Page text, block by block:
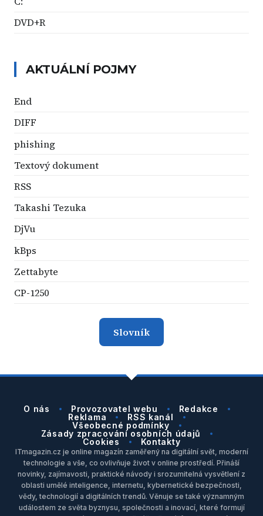
DVD+R
AKTUÁLNÍ POJMY
End
DIFF
phishing
Textový dokument
RSS
Takashi Tezuka
DjVu
kBps
Zettabyte
CP-1250
Slovník
O nás Provozovatel webu
Redakce
Reklama
RSS kanál
Všeobecné podmínky
Zásady zpracování osobních údajů
Cookies
Kontakty
ITmagazin.cz je online magazín zaměřený na digitální svět, moderní
technologie a vše, co ovlivňuje život v online prostředí. Přináší
novinky, zajímavosti, praktické návody i srozumitelná vysvětlení z
oblasti umělé inteligence, internetu, kybernetické bezpečnosti,
vědy, technologií a digitálních trendů. Věnuje se také významným
událostem ze světa byznysu, společnosti a inovací, které formují